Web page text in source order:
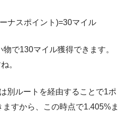
ナスポイント)=30マイル
で130マイル獲得できます。
。
別ルートを経由することで1ポ
すから、この時点で1.405%ま